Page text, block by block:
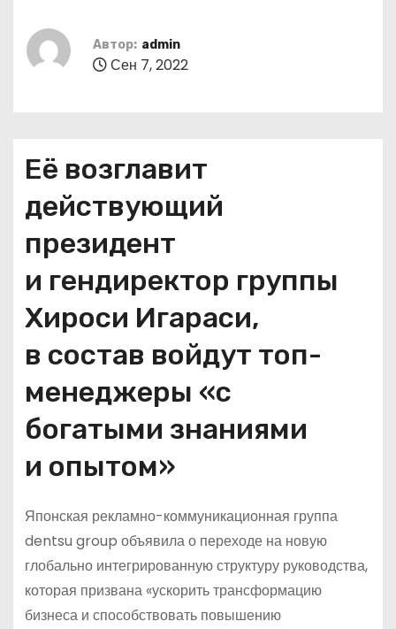
Автор: admin
Сен 7, 2022
Её возглавит
действующий
президент
и гендиректор группы
Хироси Игараси,
в состав войдут топ-
менеджеры «с
богатыми знаниями
и опытом»
Японская рекламно-коммуникационная группа
dentsu group объявила о переходе на новую
глобально интегрированную структуру руководства,
которая призвана «ускорить трансформацию
бизнеса и способствовать повышению